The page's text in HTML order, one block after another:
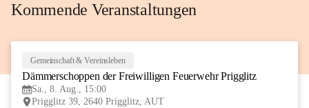
Kommende Veranstaltungen
Gemeinschaft & Vereinsleben
Dämmerschoppen der Freiwilligen Feuerwehr Prigglitz
Sa., 8. Aug., 15:00
Prigglitz 39, 2640 Prigglitz, AUT